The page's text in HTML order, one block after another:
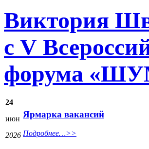
Виктория
с V
форума
24
июн
2026
Ярмарка вакансий
Подробнее…>>